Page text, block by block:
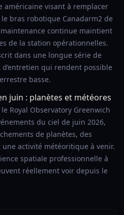
américaine visant à remplacer
bras robotique Canadarm2 de
maintenance continue maintient
de la station opérationnelles.
dans une longue série de
d’entretien qui rendent possible
basse.
juin : planètes et météores
Royal Observatory Greenwich
du ciel de juin 2026,
de planètes, des
activité météoritique à venir.
spatiale professionnelle à
réellement voir depuis le